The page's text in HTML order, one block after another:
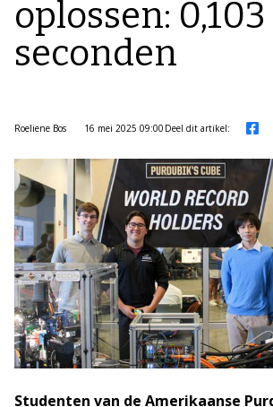
oplossen: 0,103
seconden
Roeliene Bos 16 mei 2025 09:00 Deel dit artikel:
Studenten van de Amerikaanse